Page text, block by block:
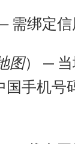
需绑定信
图） —
国手机号